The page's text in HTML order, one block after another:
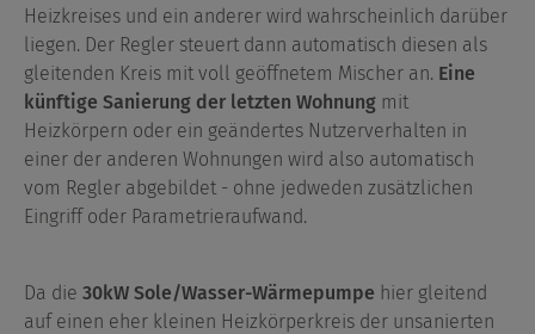
Heizkreises und ein anderer wird wahrscheinlich darüber
liegen. Der Regler steuert dann automatisch diesen als
gleitenden Kreis mit voll geöffnetem Mischer an. Eine
künftige Sanierung der letzten Wohnung mit
Heizkörpern oder ein geändertes Nutzerverhalten in
einer der anderen Wohnungen wird also automatisch
vom Regler abgebildet - ohne jedweden zusätzlichen
Eingriff oder Parametrieraufwand.
Da die 30kW Sole/Wasser-Wärmepumpe hier gleitend
auf einen eher kleinen Heizkörperkreis der unsanierten